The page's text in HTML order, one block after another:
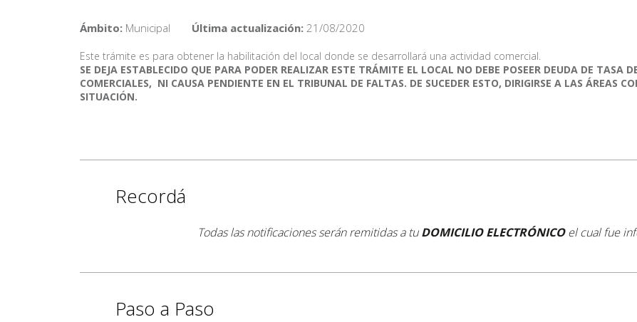
Ámbito: Municipal Última actualización: 21/08/2020
Este trámite es para obtener la habilitación del local donde se desarrollará una actividad comercial.
SE DEJA ESTABLECIDO QUE PARA PODER REALIZAR ESTE TRÁMITE EL LOCAL NO DEBE POSEER DEUDA DE TASA
COMERCIALES, NI CAUSA PENDIENTE EN EL TRIBUNAL DE FALTAS. DE SUCEDER ESTO, DIRIGIRSE A LAS ÁREAS
SITUACIÓN.
Recordá
Todas las notificaciones serán remitidas a tuDOMICILIO ELECTRÓNICOel cual fue
Paso a Paso